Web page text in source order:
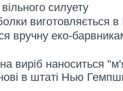
силуету
виготовляється в
вручну еко-
виріб наноситься
в штаті Нью